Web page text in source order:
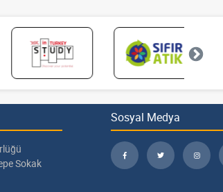
Sokak
Sosyal Medya